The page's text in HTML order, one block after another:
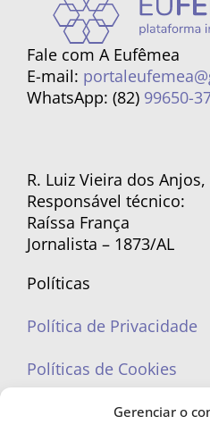
Gerenciar o
Fale com A Eufêmea
E-mail:
WhatsApp: (82) 99650-
R. Luiz Vieira dos
Responsável técnico:
Raíssa França
Jornalista – 1873/AL
Políticas
Política de Privacidade
Políticas de Cookies